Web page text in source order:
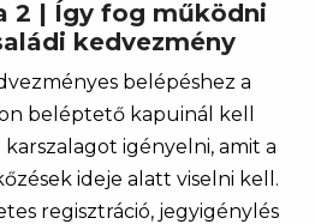
2 | Így fog működni
kedvezmény
belépéshez a
beléptető kapuinál kell
karszalagot igényelni, amit a
ideje alatt viselni kell.
regisztráció, jegyigénylés